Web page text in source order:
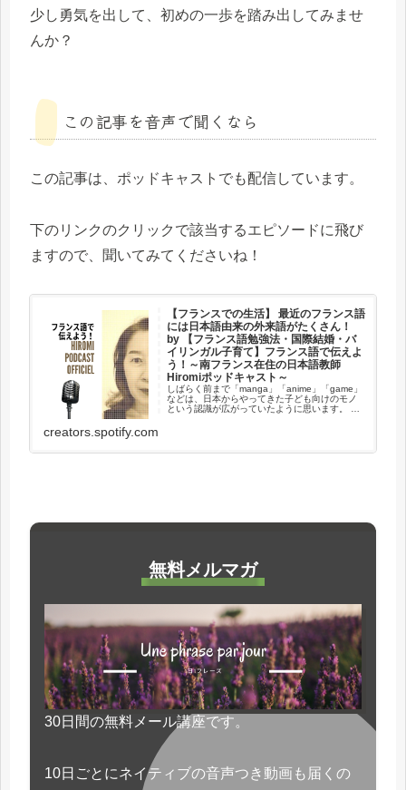
少し勇気を出して、初めの一歩を踏み出してみませ
んか？
この記事を音声で聞くなら
この記事は、ポッドキャストでも配信しています。
下のリンクのクリックで該当するエピソードに飛び
ますので、聞いてみてくださいね！
【フランスでの生活】 最近のフランス語
には日本語由来の外来語がたくさん！
by 【フランス語勉強法・国際結婚・バ
イリンガル子育て】フランス語で伝えよ
う！～南フランス在住の日本語教師
Hiromiポッドキャスト～
しばらく前まで「manga」「anime」「game」
などは、日本からやってきた子ども向けのモノ
という認識が広がっていたように思います。 け
creators.spotify.com
無料メルマガ
30日間の無料メール講座です。
10日ごとにネイティブの音声つき動画も届くの